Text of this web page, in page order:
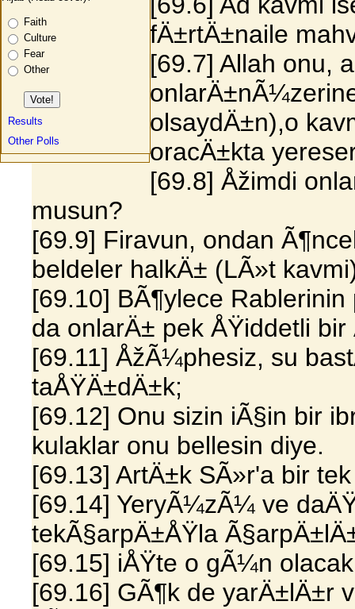
Faith
Culture
Fear
Other
Results
Other Polls
fÄ±rtÄ±naile
[69.7] Allah onu,
olsaydÄ±n),o
oracÄ±kta
[69.8] Åžimdi
musun?
[69.9] Firavun, ondan
beldeler halkÄ± (LÃ»t
[69.10] BÃ¶ylece
da onlarÄ± pek ÅŸiddetli
[69.11] ÅžÃ¼phesiz, su
taÅŸÄ±dÄ±k;
[69.12] Onu sizin iÃ§in bir
kulaklar onu bellesin diye.
[69.13] ArtÄ±k SÃ»r'a bir
[69.14] YeryÃ¼zÃ¼ ve
tekÃ§arpÄ±ÅŸla
[69.15] iÅŸte o gÃ¼n
[69.16] GÃ¶k de yarÄ±lÄ±r